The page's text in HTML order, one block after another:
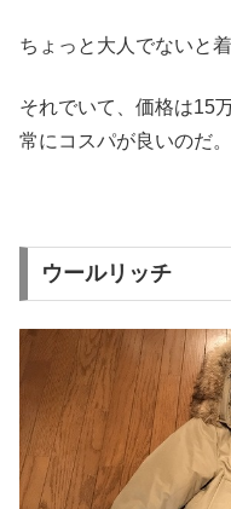
ちょっと大人でないと
それでいて、価格は15
常にコスパが良いのだ。
ウールリッチ